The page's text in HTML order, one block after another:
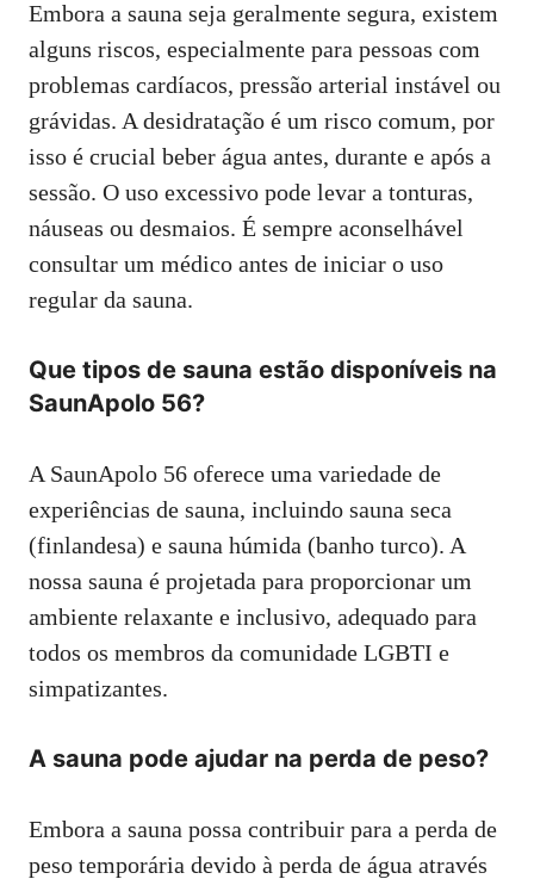
Embora a sauna seja geralmente segura, existem
alguns riscos, especialmente para pessoas com
problemas cardíacos, pressão arterial instável ou
grávidas. A desidratação é um risco comum, por
isso é crucial beber água antes, durante e após a
sessão. O uso excessivo pode levar a tonturas,
náuseas ou desmaios. É sempre aconselhável
consultar um médico antes de iniciar o uso
regular da sauna.
Que tipos de sauna estão disponíveis na
SaunApolo 56?
A SaunApolo 56 oferece uma variedade de
experiências de sauna, incluindo sauna seca
(finlandesa) e sauna húmida (banho turco). A
nossa sauna é projetada para proporcionar um
ambiente relaxante e inclusivo, adequado para
todos os membros da comunidade LGBTI e
simpatizantes.
A sauna pode ajudar na perda de peso?
Embora a sauna possa contribuir para a perda de
peso temporária devido à perda de água através